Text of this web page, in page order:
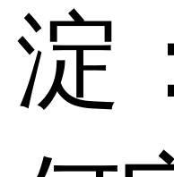
淀